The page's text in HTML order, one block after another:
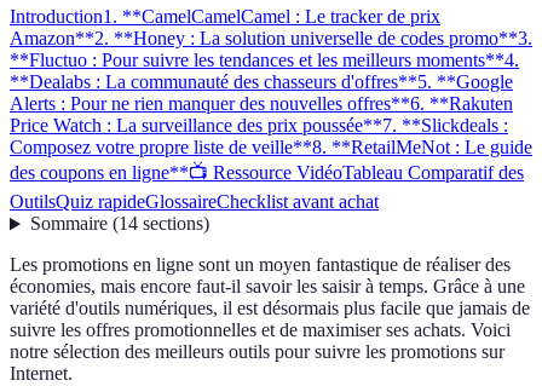
Introduction1. **CamelCamelCamel : Le tracker de prix
Amazon**2. **Honey : La solution universelle de codes promo**3.
**Fluctuo : Pour suivre les tendances et les meilleurs moments**4.
**Dealabs : La communauté des chasseurs d'offres**5. **Google
Alerts : Pour ne rien manquer des nouvelles offres**6. **Rakuten
Price Watch : La surveillance des prix poussée**7. **Slickdeals :
Composez votre propre liste de veille**8. **RetailMeNot : Le guide
des coupons en ligne**📺 Ressource VidéoTableau Comparatif des
OutilsQuiz rapideGlossaireChecklist avant achat
Sommaire(14 sections)
Les promotions en ligne sont un moyen fantastique de réaliser des
économies, mais encore faut-il savoir les saisir à temps. Grâce à une
variété d'outils numériques, il est désormais plus facile que jamais de
suivre les offres promotionnelles et de maximiser ses achats. Voici
notre sélection des meilleurs outils pour suivre les promotions sur
Internet.